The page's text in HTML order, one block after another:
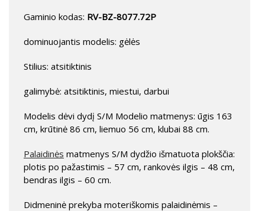
Gaminio kodas: RV-BZ-8077.72P
dominuojantis modelis: gėlės
Stilius: atsitiktinis
galimybė: atsitiktinis, miestui, darbui
Modelis dėvi dydį S/M Modelio matmenys: ūgis 163
cm, krūtinė 86 cm, liemuo 56 cm, klubai 88 cm.
Palaidinės matmenys S/M dydžio išmatuota plokščia:
plotis po pažastimis – 57 cm, rankovės ilgis – 48 cm,
bendras ilgis – 60 cm.
Didmeninė prekyba moteriškomis palaidinėmis –